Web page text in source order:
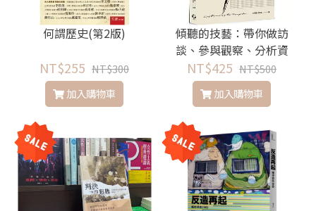
何謂歷史(第2版)
NT$255 NT$300
加入購物車
傾聽的技藝：帶你做訪
談、參與觀察、分析資
料，還能寫出內容來
NT$425 NT$500
加入購物車